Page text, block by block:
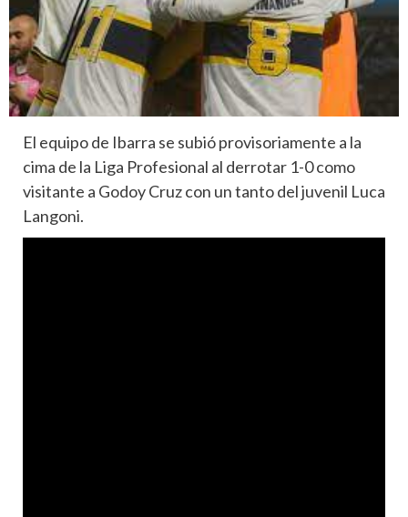
El equipo de Ibarra se subió provisoriamente a la
cima de la Liga Profesional al derrotar 1-0 como
visitante a Godoy Cruz con un tanto del juvenil Luca
Langoni.